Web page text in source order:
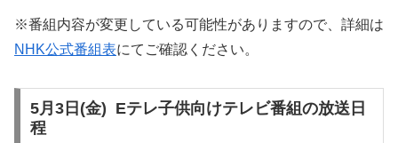
※番組内容が変更している可能性がありますので、詳細は
NHK公式番組表にてご確認ください。
5月3日(金) Eテレ子供向けテレビ番組の放送日
程